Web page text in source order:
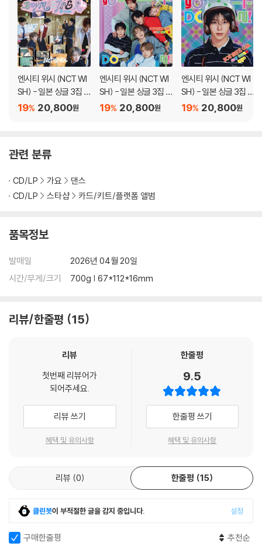
엔시티 위시 (NCT WI
SH) - 일본 싱글 3집 Y
O-I-DON! / BOY ME
20,800원
19%
엔시티 위시 (NCT WI
SH) - 일본 싱글 3집 Y
O-I-DON! / BOY ME
20,800원
19%
엔시티 위시 (NCT WI
SH) - 일본 싱글 3집 Y
O-I-DON! / BOY ME
20,800원
19%
관련 분류
CD/LP 가요
댄스
CD/LP
스타샵 카드/키트/플랫폼 앨범
품목정보
발매일
2026년 04월 20일
시간/무게/크기
700g | 67*112*16mm
리뷰/한줄평 15
리뷰
첫번째 리뷰어가
되어주세요.
리뷰 쓰기
혜택 및 유의사항
한줄평
9.5
한줄평 쓰기
혜택 및 유의사항
리뷰 0 한줄평 15
클린봇이 부적절한 글을 감지 중입니다. 설정
구매한줄평 추천순